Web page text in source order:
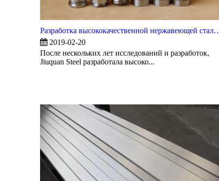
Разработка высококачественной нержавеющей
2019-02-20
После нескольких лет исследований и разработок,
Jiuquan Steel разработала высоко...